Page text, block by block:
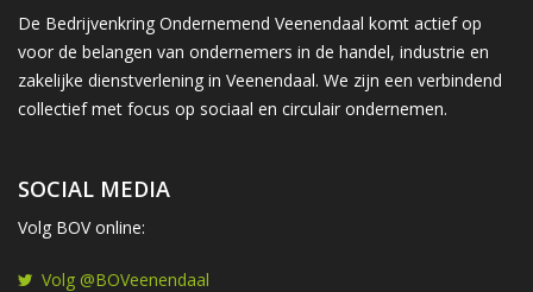
De Bedrijvenkring Ondernemend Veenendaal komt actief op
voor de belangen van ondernemers in de handel, industrie en
zakelijke dienstverlening in Veenendaal. We zijn een verbindend
collectief met focus op sociaal en circulair ondernemen.
SOCIAL MEDIA
Volg BOV online:
Volg @BOVeenendaal